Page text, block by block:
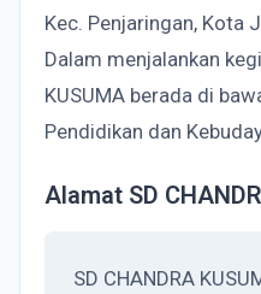
Kec. Penjaringan, Kota
Dalam menjalankan
KUSUMA berada di
Pendidikan dan
Alamat SD
SD CHANDRA